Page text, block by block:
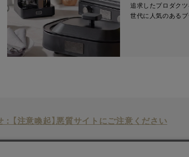
追求したプロダク
世代に人気のある
：【注意喚起】悪質サイトにご注意ください